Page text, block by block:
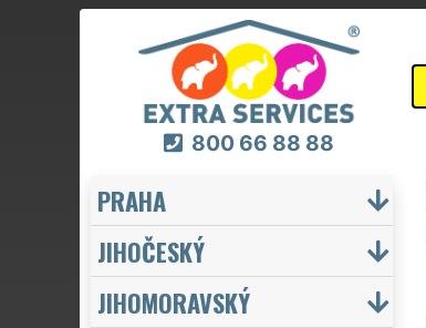
800 66 88 88
PRAHA
JIHOČESKÝ
JIHOMORAVSKÝ